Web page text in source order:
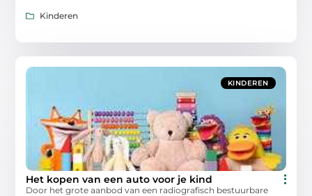
Kinderen
KINDEREN
Het kopen van een auto voor je kind
Door het grote aanbod van een radiografisch bestuurbare